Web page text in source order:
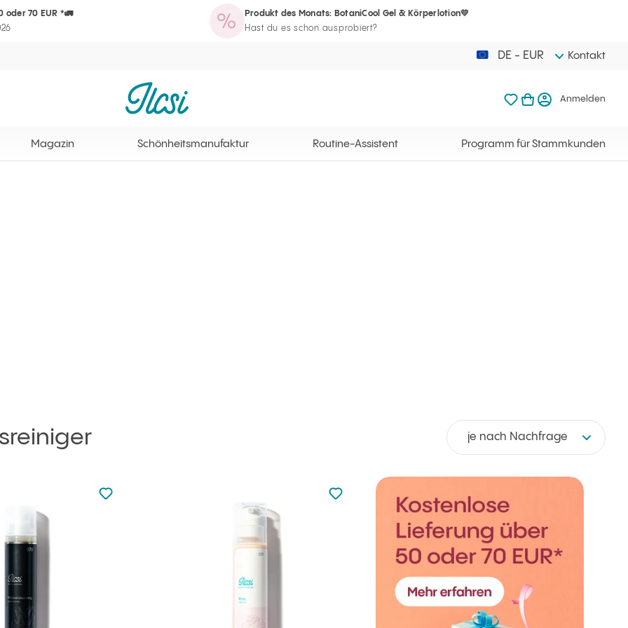
oder 70 EUR *🚛
Produkt des Monats: BotaniCool Gel & Körperlotion💛
Hast du es schon ausprobiert?
Schönheitsmanufaktur Programm für Stammkunden
DE - EUR Kontakt
Ilcsi Startseite
meine Favoriten
Ihr Warenkorb ist
mein Warenkorb
Anmelden
Magazin Schönheitsmanufaktur Routine-Assistent Programm für Stammkunden
So
je nach Nachfrage
zu den Favoriten nicht hinzugefügt
zu Ihren Favoriten hinzufügen
zu den Favoriten nicht hinzugefügt
zu Ihren Favoriten hinzufügen